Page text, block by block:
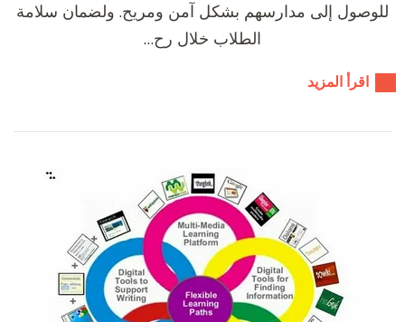
للوصول إلى مدارسهم بشكل آمن ومريح. ولضمان سلامة
الطلاب خلال رح…
اقرأ المزيد